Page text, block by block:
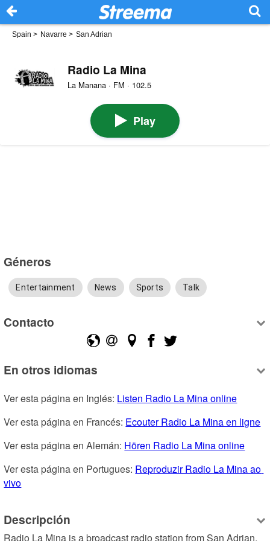
Spain > Navarre > San Adrian
Radio La Mina
La Manana · FM · 102.5
Play
Géneros
Entertainment News Sports Talk
Contacto
En otros idiomas
Ver esta página en Inglés: Listen Radio La Mina online
Ver esta página en Francés: Ecouter Radio La Mina en ligne
Ver esta página en Alemán: Hören Radio La Mina online
Ver esta página en Portugues: Reproduzir Radio La Mina ao
vivo
Descripción
Radio La Mina is a broadcast radio station from San Adrian,